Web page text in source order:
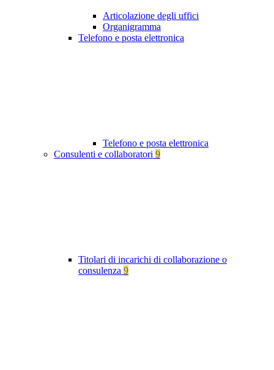
Articolazione degli uffici
Organigramma
Telefono e posta elettronica
Telefono e posta elettronica
Consulenti e collaboratori 9
Titolari di incarichi di collaborazione o
consulenza 9